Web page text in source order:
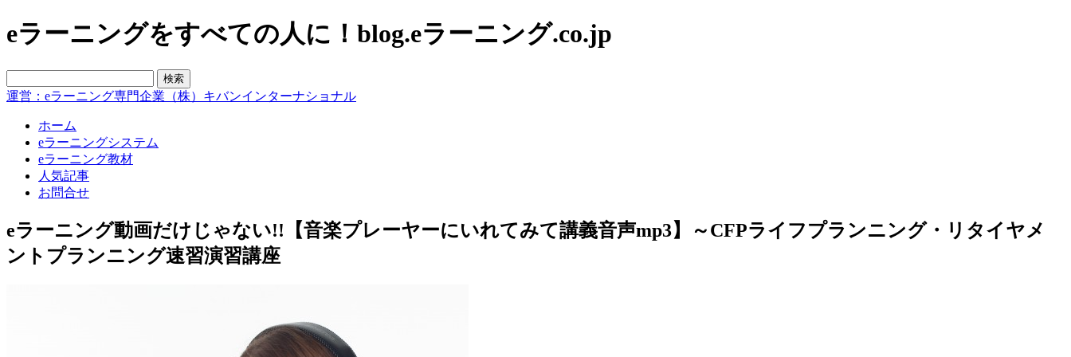
eラーニングをすべての人に！blog.eラーニング.co.jp
運営：eラーニング専門企業（株）キバンインターナショナル
ホーム
eラーニングシステム
eラーニング教材
人気記事
お問合せ
eラーニング動画だけじゃない!!【音楽プレーヤーにいれてみて講義音声mp3】～CFPライフプランニング・リタイヤメ
ントプランニング速習演習講座